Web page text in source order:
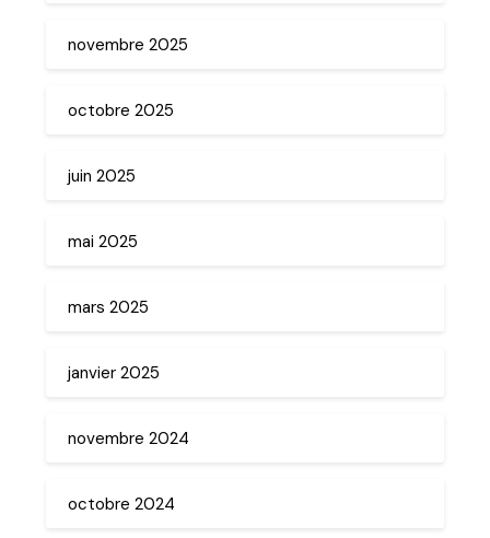
novembre 2025
octobre 2025
juin 2025
mai 2025
mars 2025
janvier 2025
novembre 2024
octobre 2024